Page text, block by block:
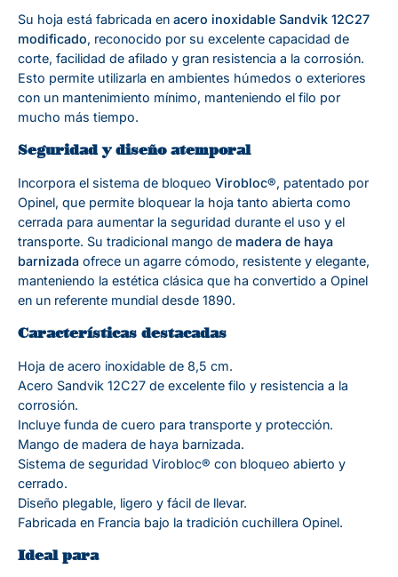
Su hoja está fabricada en acero inoxidable Sandvik 12C27
modificado, reconocido por su excelente capacidad de
corte, facilidad de afilado y gran resistencia a la corrosión.
Esto permite utilizarla en ambientes húmedos o exteriores
con un mantenimiento mínimo, manteniendo el filo por
mucho más tiempo.
Seguridad y diseño atemporal
Incorpora el sistema de bloqueo Virobloc®, patentado por
Opinel, que permite bloquear la hoja tanto abierta como
cerrada para aumentar la seguridad durante el uso y el
transporte. Su tradicional mango de madera de haya
barnizada ofrece un agarre cómodo, resistente y elegante,
manteniendo la estética clásica que ha convertido a Opinel
en un referente mundial desde 1890.
Características destacadas
Hoja de acero inoxidable de 8,5 cm.
Acero Sandvik 12C27 de excelente filo y resistencia a la
corrosión.
Incluye funda de cuero para transporte y protección.
Mango de madera de haya barnizada.
Sistema de seguridad Virobloc® con bloqueo abierto y
cerrado.
Diseño plegable, ligero y fácil de llevar.
Fabricada en Francia bajo la tradición cuchillera Opinel.
Ideal para